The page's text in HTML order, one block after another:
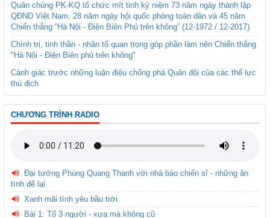
Quân chủng PK-KQ tổ chức mít tinh kỷ niệm 73 năm ngày thành lập
QĐND Việt Nam, 28 năm ngày hội quốc phòng toàn dân và 45 năm
Chiến thắng “Hà Nội - Điện Biên Phủ trên không” (12-1972 / 12-2017)
Chính trị, tinh thần - nhân tố quan trọng góp phần làm nên Chiến thắng
"Hà Nội - Điện Biên phủ trên không"
Cảnh giác trước những luận điệu chống phá Quân đội của các thế lực
thù địch
CHƯƠNG TRÌNH RADIO
Đại tướng Phùng Quang Thanh với nhà báo chiến sĩ - những ân
tình để lại
Xanh mãi tình yêu bầu trời
Bài 1: Tổ 3 người - xưa mà không cũ